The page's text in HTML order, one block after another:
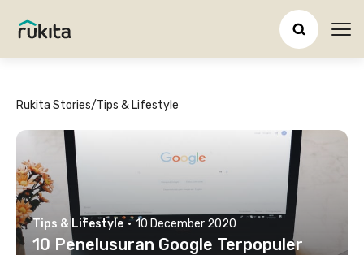
Rukita Stories/Tips & Lifestyle
Tips & Lifestyle · 10 December 2020
10 Penelusuran Google Terpopuler